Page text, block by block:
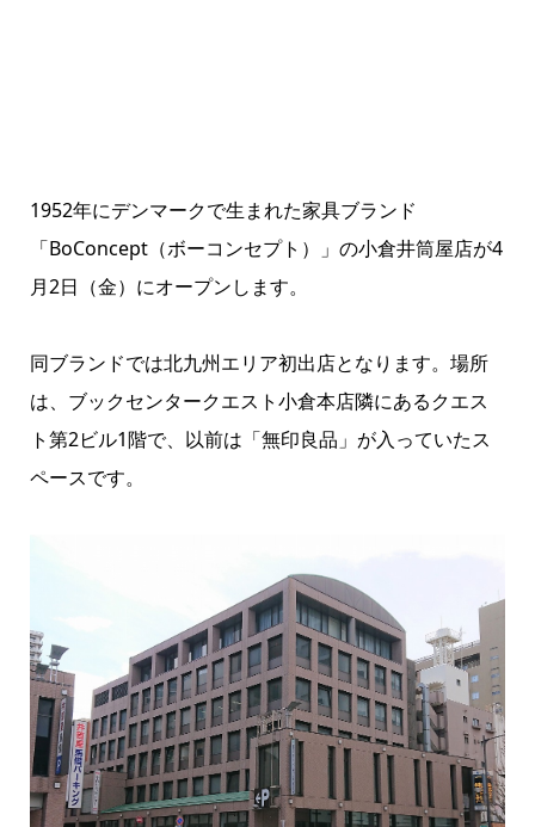
1952年にデンマークで生まれた家具ブランド
「BoConcept（ボーコンセプト）」の小倉井筒屋店が4
月2日（金）にオープンします。
同ブランドでは北九州エリア初出店となります。場所
は、ブックセンタークエスト小倉本店隣にあるクエス
ト第2ビル1階で、以前は「無印良品」が入っていたス
ペースです。